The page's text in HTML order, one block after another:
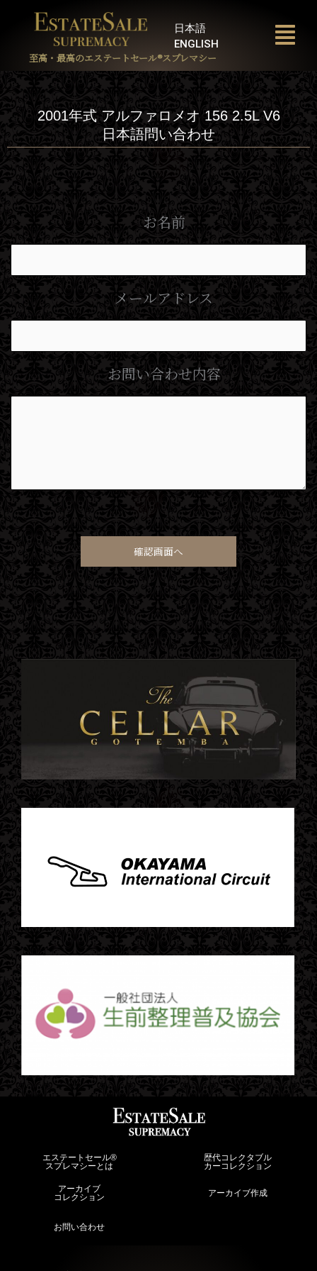
日本語
ENGLISH
至高・最高のエステートセール®︎スプレマシー
2001年式 アルファロメオ 156 2.5L V6
日本語問い合わせ
お名前
メールアドレス
お問い合わせ内容
エステートセール®︎
スプレマシーとは
歴代コレクタブル
カーコレクション
アーカイブ
コレクション
アーカイブ作成
お問い合わせ